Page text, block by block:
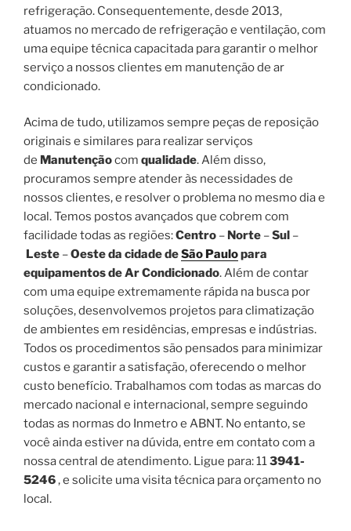
refrigeração. Consequentemente, desde 2013,
atuamos no mercado de refrigeração e ventilação, com
uma equipe técnica capacitada para garantir o melhor
serviço a nossos clientes em manutenção de ar
condicionado.
Acima de tudo, utilizamos sempre peças de reposição
originais e similares para realizar serviços
de Manutençãocom qualidade. Além disso,
procuramos sempre atender às necessidades de
nossos clientes, e resolver o problema no mesmo dia e
local. Temos postos avançados que cobrem com
facilidade todas as regiões:Centro – Norte –Sul –
Leste –Oeste da cidade deSão Paulopara
equipamentos de Ar Condicionado. Além de contar
com uma equipe extremamente rápida na busca por
soluções, desenvolvemos projetos para climatização
de ambientes em residências, empresas e indústrias.
Todos os procedimentos são pensados para minimizar
custos e garantir a satisfação, oferecendo o melhor
custo benefício. Trabalhamos com todas as marcas do
mercado nacional e internacional, sempre seguindo
todas as normas do Inmetro e ABNT. No entanto, se
você ainda estiver na dúvida, entre em contato com a
nossa central de atendimento. Ligue para: 113941-
5246, e solicite uma visita técnica para orçamento no
local.